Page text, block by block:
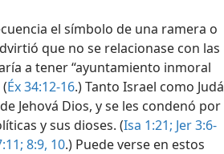
el símbolo de una ramera o
que no se relacionase con las
a tener “ayuntamiento inmoral
Éx 34:12-16.) Tanto Israel como Judá
Jehová Dios, y se les condenó por
y sus dioses. (Isa 1:21; Jer 3:6-
8:9, 10.) Puede verse en estos